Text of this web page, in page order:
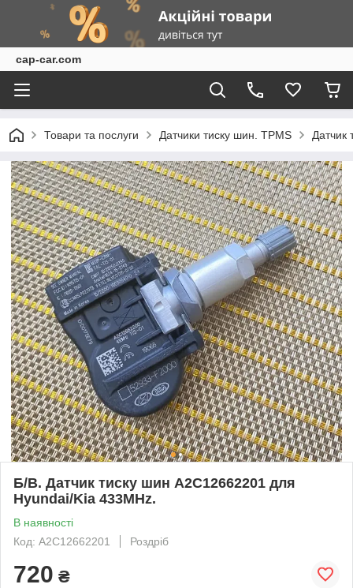
cap-car.com
Товари та послуги Датчики тиску шин. TPMS Датчик
Б/В. Датчик тиску шин A2C12662201 для
Hyundai/Kia 433MHz.
В наявності
Код: A2C12662201
Роздріб
720 ₴